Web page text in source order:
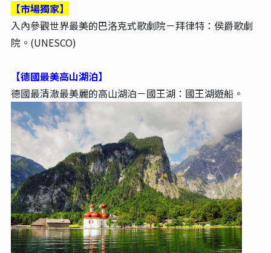
【市場獨家】
入內參觀世界最美的巴洛克式歌劇院－拜律特：侯爵歌劇
院。(UNESCO)
【德國最美高山湖泊】
德國最清澈最美麗的高山湖泊－國王湖： 國王湖遊船。